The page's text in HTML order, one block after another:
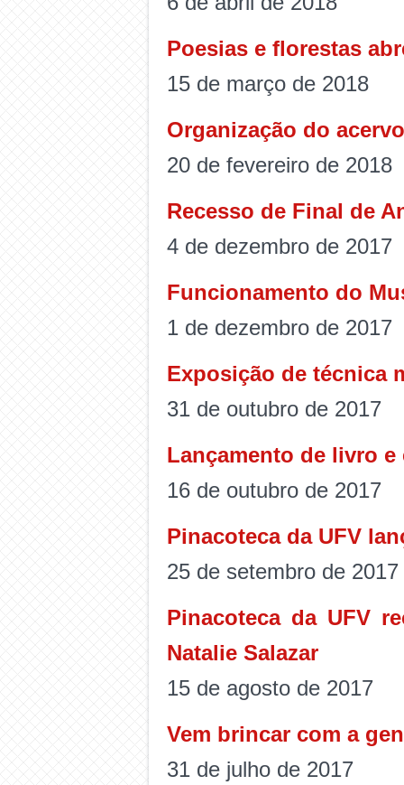
Poesias e florestas
15 de março de 2018
Organização do
20 de fevereiro de 2018
Recesso de Final de
4 de dezembro de 2017
Funcionamento do
1 de dezembro de 2017
Exposição de técnica
31 de outubro de 2017
Lançamento de livro e
16 de outubro de 2017
Pinacoteca da UFV
25 de setembro de 2017
Pinacoteca da UFV
Natalie Salazar
15 de agosto de 2017
Vem brincar com a
31 de julho de 2017